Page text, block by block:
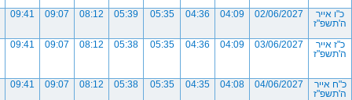
כ"ו אייר
ה'תשפ"ז
02/06/2027
04:09
04:36
05:35
05:39
08:12
09:07
09:41
כ"ז אייר
ה'תשפ"ז
03/06/2027
04:09
04:36
05:35
05:38
08:12
09:07
09:41
כ"ח אייר
ה'תשפ"ז
04/06/2027
04:08
04:35
05:35
05:38
08:12
09:07
09:41